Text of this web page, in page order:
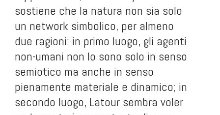
sostiene che la natura non sia solo
un network simbolico, per almeno
due ragioni: in primo luogo, gli agenti
non-umani non lo sono solo in senso
semiotico ma anche in senso
pienamente materiale e dinamico; in
secondo luogo, Latour sembra voler